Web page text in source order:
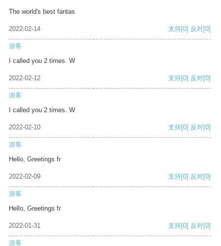
The world's best fantas
2022-02-14 支持[0] 反对[0]
游客
I called you 2 times. W
2022-02-12 支持[0] 反对[0]
游客
I called you 2 times. W
2022-02-10 支持[0] 反对[0]
游客
Hello, Greetings fr
2022-02-09 支持[0] 反对[0]
游客
Hello, Greetings fr
2022-01-31 支持[0] 反对[0]
游客